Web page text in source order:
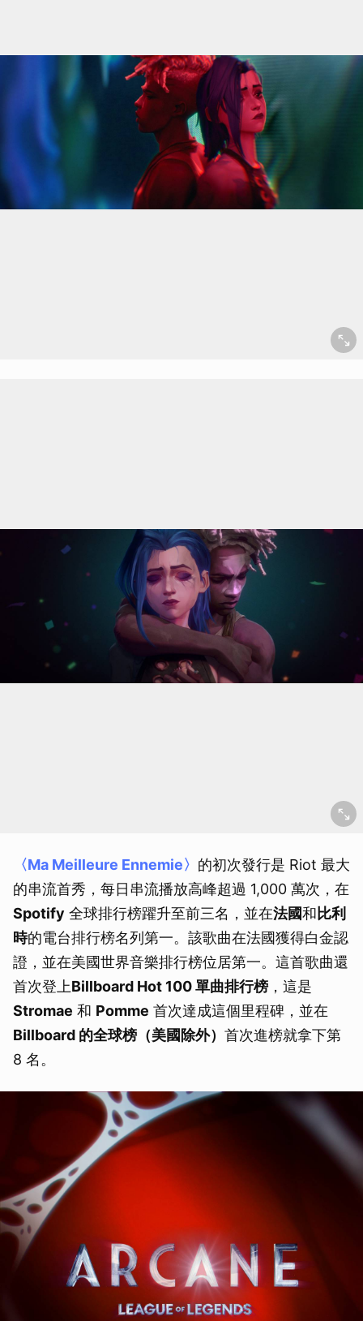
〈Ma Meilleure Ennemie〉 的初次發行是 Riot 最大
的串流首秀，每日串流播放高峰超過 1,000 萬次，在
Spotify 全球排行榜躍升至前三名，並在法國和比利
時的電台排行榜名列第一。該歌曲在法國獲得白金認
證，並在美國世界音樂排行榜位居第一。這首歌曲還
首次登上Billboard Hot 100 單曲排行榜 ，這是
Stromae 和 Pomme 首次達成這個里程碑，並在
Billboard 的全球榜（美國除外） 首次進榜就拿下第
8 名。